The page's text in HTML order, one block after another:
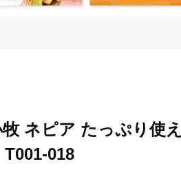
牧 ネピア たっぷり使
018